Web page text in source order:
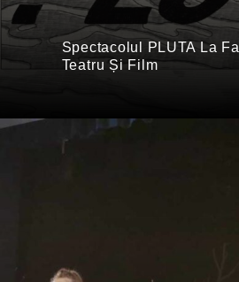
Spectacolul PLUTA La
Teatru Și Film